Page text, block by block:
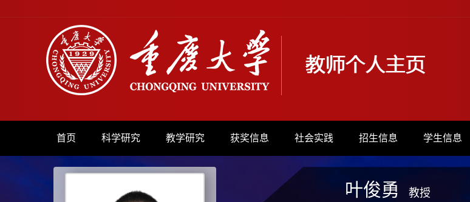
首页 科学研究 教学研究 获奖信息 社会实践 招生信息 学生信息
叶俊勇 教授